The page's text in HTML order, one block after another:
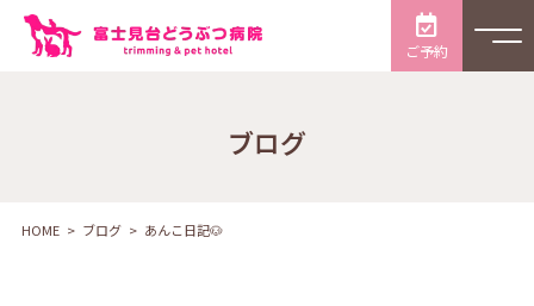
ご予約
ブログ
HOME ブログ あんこ日記🐶